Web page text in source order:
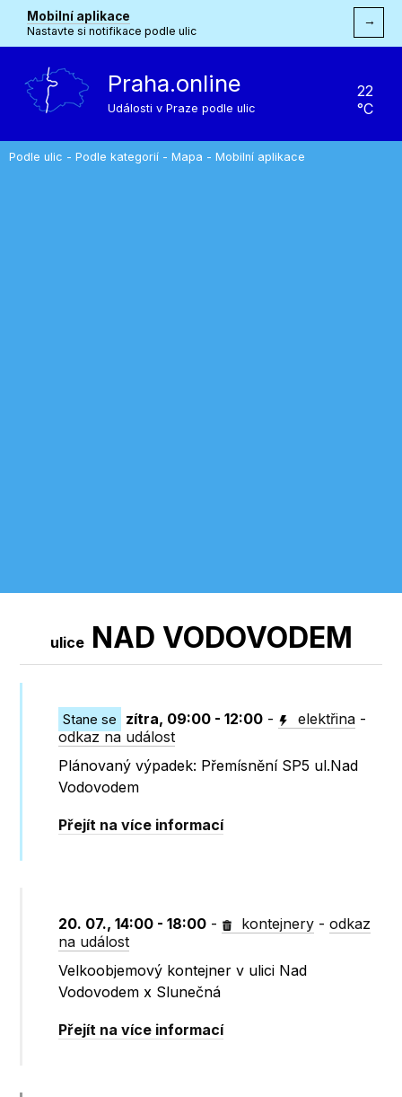
Mobilní aplikace
Nastavte si notifikace podle ulic
→
Praha.online
Události v Praze podle ulic
22
°C
Podle ulic - Podle kategorií - Mapa - Mobilní aplikace
uliceNAD VODOVODEM
Stane se zítra, 09:00 - 12:00 - elektřina -
odkaz na událost
Plánovaný výpadek: Přemísnění SP5 ul.Nad
Vodovodem
Přejít na více informací
20. 07., 14:00 - 18:00 - kontejnery -odkaz
na událost
Velkoobjemový kontejner v ulici Nad
Vodovodem x Slunečná
Přejít na více informací